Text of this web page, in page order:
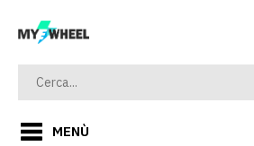
MENÙ